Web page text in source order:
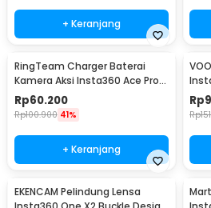
+ Keranjang
RingTeam Charger Baterai
Kamera Aksi Insta360 Ace Pro
LED 2 Slot - RT-001
Rp60.200
Rp100.900 41%
+ Keranjang
Rp
Rp
EKENCAM Pelindung Lensa